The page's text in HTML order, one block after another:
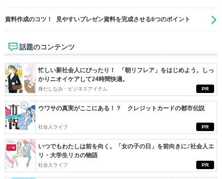
資料作成のコツ！ 見やすいプレゼン資料を完成させる6つのポイント
話題のコンテンツ
PR
忙しい新社会人にぴったり！ 「朝リフレア」をはじめよう。しっ
かりニオイケアして24時間快適。
身だしなみ・ビジネスアイテム
PR
ウワサの真実がここにある！？ クレジットカードの都市伝説
社会人ライフ
PR
いつでもわたしは前を向く。「女の子の日」を前向きに♪社会人エ
リ・大学生リカの物語
社会人ライフ